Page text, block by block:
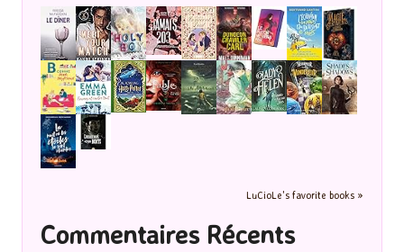
LuCioLe's favorite books »
Commentaires Récents